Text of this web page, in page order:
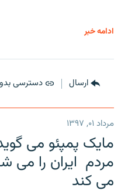
ادامه خبر
ارسال دسترسی
مرداد ۰۱, ۱۳۹۷
مایک پمپئو می
مردم ایران را می
می کند